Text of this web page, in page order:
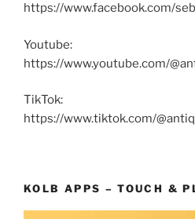
https://www.facebook.com/
Youtube:
https://www.youtube.com/
TikTok:
https://www.tiktok.com/
KOLB APPS – TOUCH &